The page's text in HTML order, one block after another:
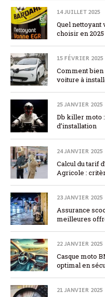
14 JUILLET 2025
Quel nettoyant
choisir en 2025
15 FÉVRIER 2025
Comment
voiture à
25 JANVIER 2025
Db killer moto
d’installation
24 JANVIER 2025
Calcul du tarif
Agricole :
23 JANVIER 2025
Assurance
meilleures
22 JANVIER 2025
Casque moto
optimal en
21 JANVIER 2025